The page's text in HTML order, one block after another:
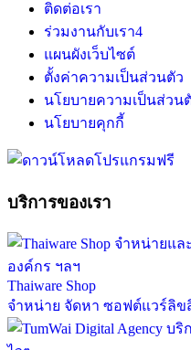
ติดต่อเรา
ร่วมงานกับเรา4
แผนผังเว็บไซต์
ตั้งค่าความเป็นส่วนตัว
นโยบายความเป็นส่วน
นโยบายคุกกี้
บริการของเรา
Thaiware Shop
จำหน่าย จัดหา ซอฟต์แวร์ลิ